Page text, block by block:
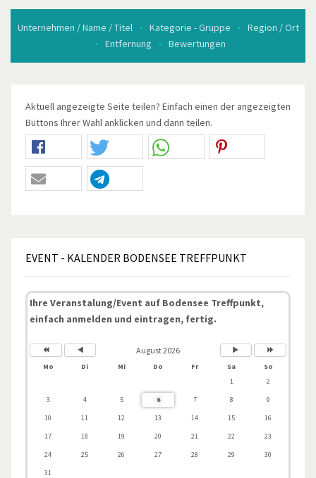
Unternehmen / Name / Titel Kategorie - Gruppe
Region / Ort
Entfernung
Bewertungen
Aktuell angezeigte Seite teilen? Einfach einen der angezeigten
Buttons Ihrer Wahl anklicken und dann teilen.
EVENT - KALENDER BODENSEE TREFFPUNKT
Ihre Veranstalung/Event auf Bodensee Treffpunkt,
einfach anmelden und eintragen, fertig.
August 2026
Mo Di Mi Do Fr Sa
So
1
2
3
4 5 6 7 8
9
10
11 12 13 14 15
16
17
18 19 20 21 22
23
24
25 26 27 28 29
30
31